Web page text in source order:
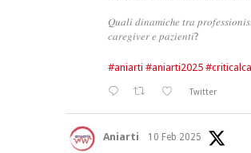
𝑄𝑢𝑎𝑙𝑖 𝑑𝑖𝑛𝑎𝑚𝑖𝑐ℎ𝑒 𝑡𝑟𝑎
𝑐𝑎𝑟𝑒𝑔𝑖𝑣𝑒𝑟 𝑒 𝑝𝑎𝑧𝑖𝑒𝑛𝑡𝑖?
#aniarti #aniarti2025
Twitter
Aniarti 10 Feb 2025